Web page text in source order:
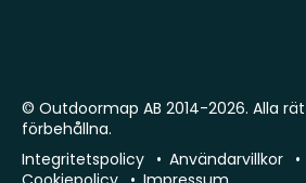
© Outdoormap AB 2014-2026. Alla
förbehållna.
Integritetspolicy
Användarvillkor